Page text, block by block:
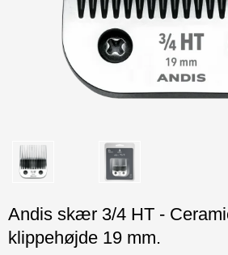
Andis skær 3/4 HT -
klippehøjde 19 mm.